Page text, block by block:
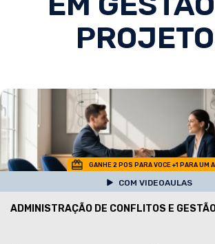
GANHE 2 POS PARA VOCE +1 PARA UM
COM VIDEOAULAS
ADMINISTRAÇÃO DE CONFLITOS E